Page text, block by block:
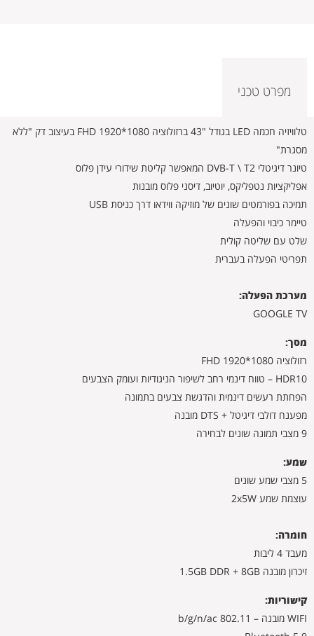
מפרט טכני
טלוויזיה חכמה LED בגודל "43 ברזולוציה 1080*1920 FHD בעיצוב דק "ללא
מסגרת"
טיונר דיגיטלי DVB-T \ T2 המאפשר קליטת שידורי עידן פלוס
אפליקציות נטפליקס, יוטיוב, דיסני פלוס מובנות
תמיכה בפורמטים שונים של מוזיקה ווידאו דרך כניסת USB
טיימר כיבוי והפעלה
שלט עם שליטה קולית
תפריטי הפעלה בעברית
מערכת הפעלה:
GOOGLE TV
מסך:
רזולוציה 1080*1920 FHD
HDR10 – טווח דינמי רחב לשיפור הניגודיות ועומק הצבעים
הפחתת רעשים דינמית והדגשת צבעים בתמונה
מפענח דולבי דיגיטל + DTS מובנה
9 מצבי תמונה שונים לבחירה
שמע:
5 מצבי שמע שונים
עוצמת שמע 2x5W
חומרה:
מעבד 4 ליבות
זיכרון מובנה 1.5GB DDR + 8GB
קישוריות:
WIFI מובנה – 802.11 b/g/n/ac